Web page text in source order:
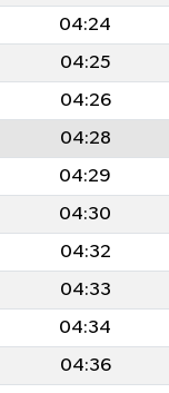
04:24
04:25
04:26
04:28
04:29
04:30
04:32
04:33
04:34
04:36